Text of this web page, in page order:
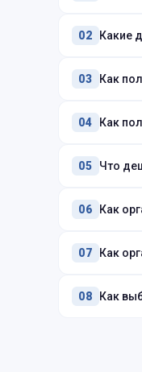
02 Какие
03 Как
04 Как
05 Что
06 Как
07 Как
08 Как